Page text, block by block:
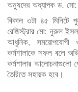
অনুষদের অধ্যাপক ড.
বিকাল ৩টা ৪৫ মিনিটে
রেজিস্ট্রার মো: নুরুল
আধুনিক, সময়োপযোগী
কর্মশালাকে সফল বলে
কর্মশালার আলোচনাগুলো
তৈরিতে সহায়ক হবে।